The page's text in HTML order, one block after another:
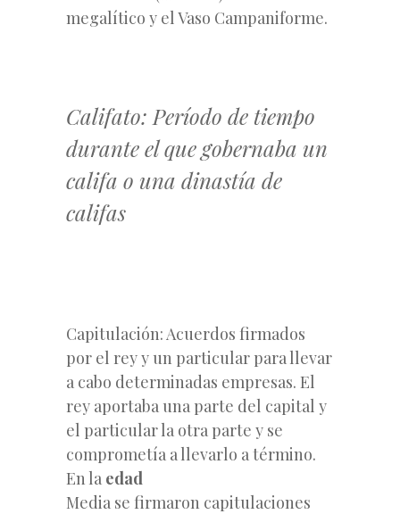
megalítico y el Vaso Campaniforme.
Califato: Período de tiempo
durante el que gobernaba un
califa o una dinastía de
califas
Capitulación: Acuerdos firmados
por el rey y un particular para llevar
a cabo determinadas empresas. El
rey aportaba una parte del capital y
el particular la otra parte y se
comprometía a llevarlo a término.
En la edad
Media se firmaron capitulaciones